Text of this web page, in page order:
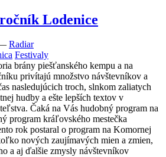
Lodenice
Radiar
Festivaly
brány piešťanského kempu a na
privítajú množstvo návštevníkov a
nasledujúcich troch, slnkom zaliatych
hudby a ešte lepších textov v
Čaká na Vás hudobný program na
program kráľovského mestečka
rok postaral o program na Komornej
nových zaujímavých mien a zmien,
a aj ďalšie zmysly návštevníkov